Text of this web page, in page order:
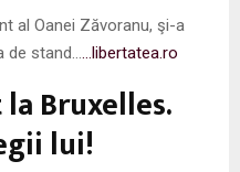
al Oanei Zăvoranu, şi-a
stand…
…libertatea.ro
Bruxelles.
lui!